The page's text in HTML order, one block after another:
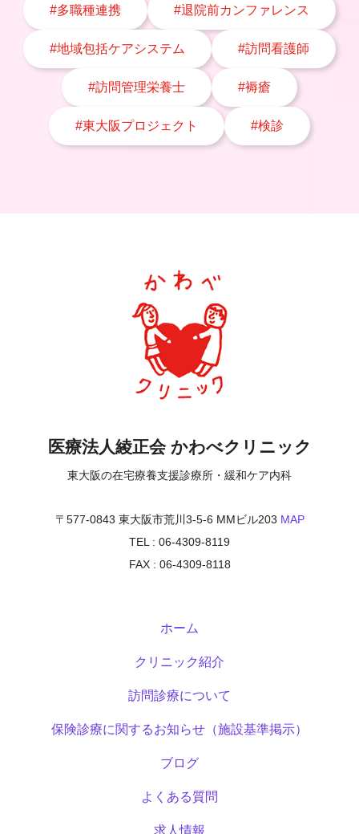
#多職種連携 #退院前カンファレンス
#地域包括ケアシステム #訪問看護師
#訪問管理栄養士 #褥瘡
#東大阪プロジェクト #検診
医療法人綾正会 かわべクリニック
東大阪の在宅療養支援診療所・緩和ケア内科
〒577-0843 東大阪市荒川3-5-6 MMビル203 MAP
TEL : 06-4309-8119
FAX : 06-4309-8118
ホーム
クリニック紹介
訪問診療について
保険診療に関するお知らせ（施設基準掲示）
ブログ
よくある質問
求人情報